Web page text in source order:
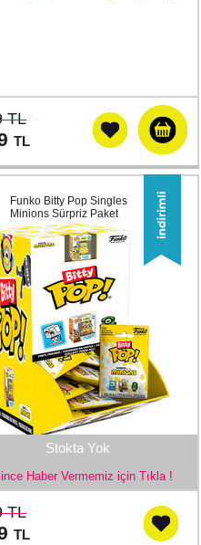
TL
TL
Stokta Yok
Haber Vermemiz için Tıkla !
Funko Bitty Pop Singles
Minions Sürpriz Paket
TL
TL